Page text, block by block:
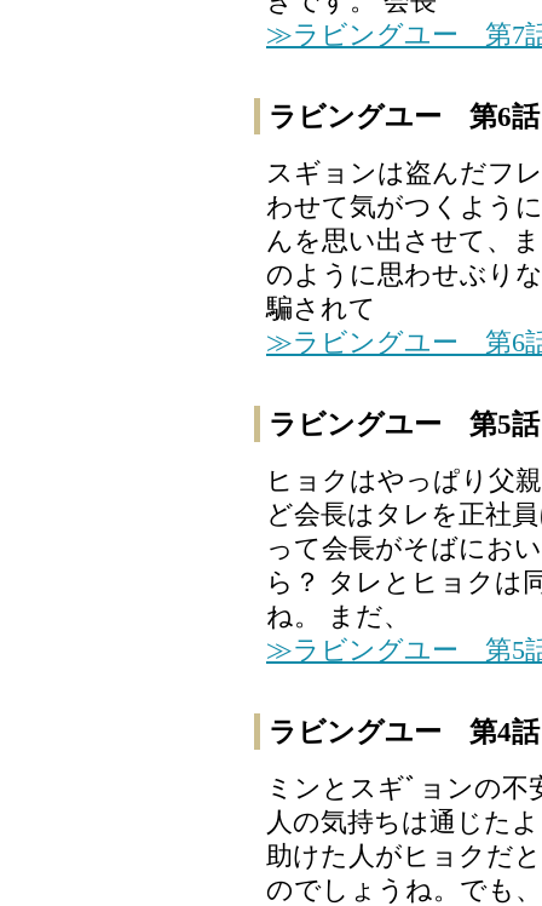
≫ラビングユー 第7
ラビングユー 第6話
スギョンは盗んだフ
わせて気がつくよう
んを思い出させて、
のように思わせぶり
騙されて
≫ラビングユー 第6
ラビングユー 第5話
ヒョクはやっぱり父
ど会長はタレを正社
って会長がそばにお
ら？ タレとヒョクは
ね。 まだ、
≫ラビングユー 第5
ラビングユー 第4話
ミンとスギﾞョンの
人の気持ちは通じた
助けた人がヒョクだ
のでしょうね。でも